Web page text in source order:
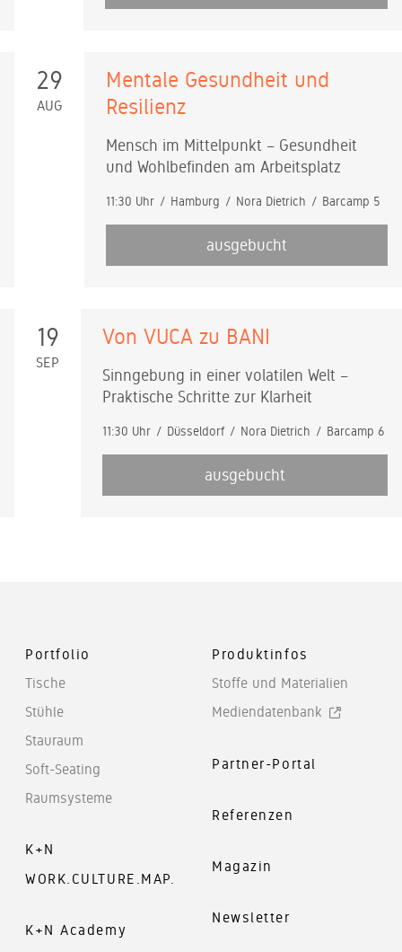
29
AUG
Mentale Gesundheit und
Resilienz
Mensch im Mittelpunkt – Gesundheit
und Wohlbefinden am Arbeitsplatz
11:30 Uhr Hamburg Nora Dietrich Barcamp 5
ausgebucht
19
SEP
Von VUCA zu BANI
Sinngebung in einer volatilen Welt –
Praktische Schritte zur Klarheit
11:30 Uhr Düsseldorf Nora Dietrich Barcamp 6
ausgebucht
Portfolio
Tische
Stühle
Stauraum
Soft-Seating
Raumsysteme
K+N
WORK.CULTURE.MAP.
K+N Academy
Produktinfos
Stoffe und Materialien
Mediendatenbank
Partner-Portal
Referenzen
Magazin
Newsletter